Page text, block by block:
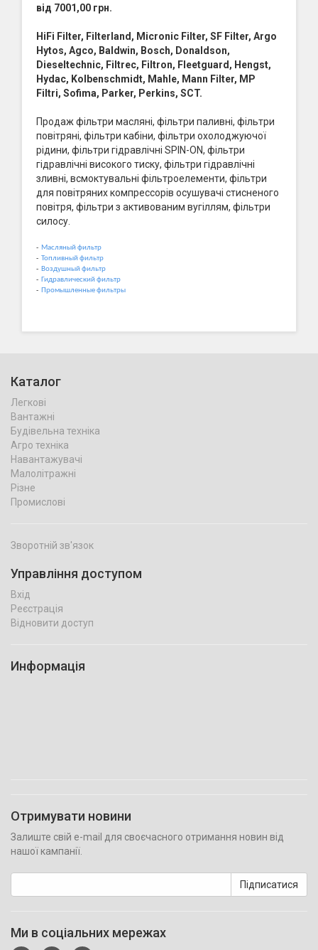
від 7001,00 грн.
HiFi Filter, Filterland, Micronic Filter, SF Filter, Argo
Hytos, Agco, Baldwin, Bosch, Donaldson,
Dieseltechnic, Filtrec, Filtron, Fleetguard, Hengst,
Hydac, Kolbenschmidt, Mahle, Mann Filter, MP
Filtri, Sofima, Parker, Perkins, SCT.
Продаж фільтри масляні, фільтри паливні, фільтри
повітряні, фільтри кабіни, фільтри охолоджуючої
рідини, фільтри гідравлічні SPIN-ON, фільтри
гідравлічні високого тиску, фільтри гідравлічні
зливні, всмоктувальні фільтроелементи, фільтри
для повітряних компрессорів осушувачі стисненого
повітря, фільтри з активованим вугіллям, фільтри
силосу.
- Масляный фильтр
- Топливный фильтр
- Воздушный фильтр
- Гидравлический фильтр
- Промышленные фильтры
Каталог
Легкові
Вантажні
Будівельна техніка
Агро техніка
Навантажувачі
Малолітражні
Різне
Промислові
Зворотній зв'язок
Управління доступом
Вхід
Реєстрація
Відновити доступ
Информація
Отримувати новини
Залиште свій e-mail для своєчасного отримання новин від
нашої кампанії.
Підписатися
Ми в соціальних мережах